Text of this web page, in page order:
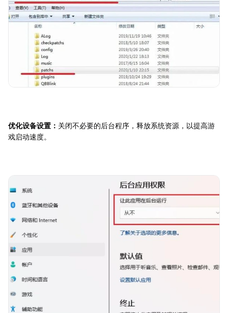
优化设备设置： 关闭不必要的后台程序，释放系统资源，以提高游
戏启动速度。